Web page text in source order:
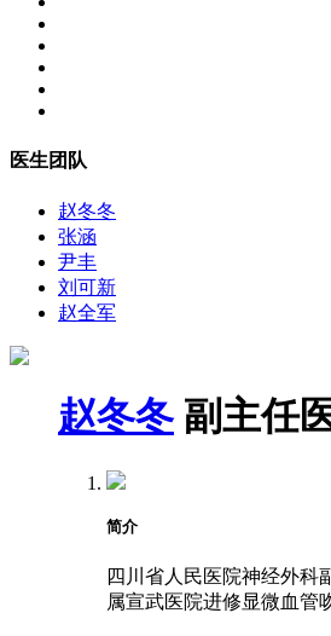
医生团队
赵冬冬
张涵
尹丰
刘可新
赵全军
赵冬冬 副主任
简介
四川省人民医院神经外科
属宣武医院进修显微血管